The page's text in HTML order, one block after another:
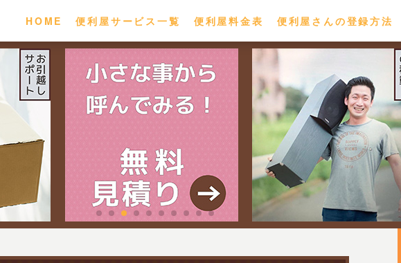
HOME 便利屋サービス一覧 便利屋料金表 便利屋さんの登録方法